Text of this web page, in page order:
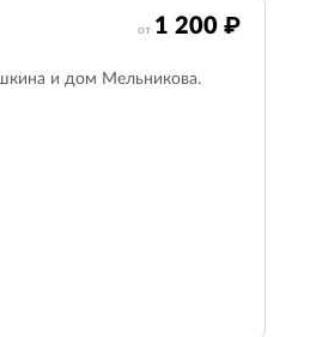
от 1 200 ₽
и дом Мельникова.